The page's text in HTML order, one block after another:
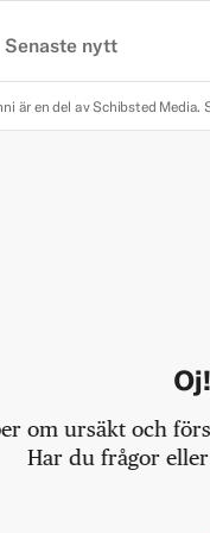
Senaste nytt
är en del av Schibsted Media.
om ursäkt och
Har du frågor